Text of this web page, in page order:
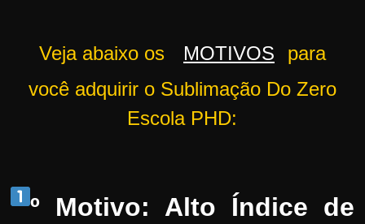
Veja abaixo os MOTIVOS
para
você adquirir o Sublimação Do Zero
Escola PHD:
º Motivo: Alto Índice de